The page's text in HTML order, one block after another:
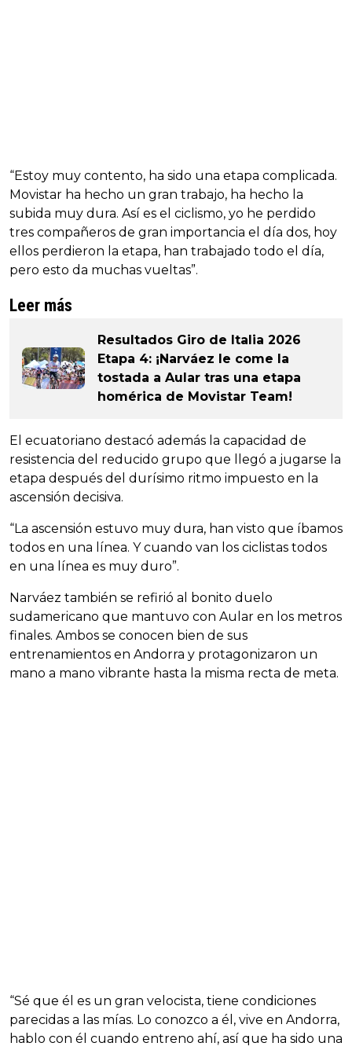
“Estoy muy contento, ha sido una etapa complicada.
Movistar ha hecho un gran trabajo, ha hecho la
subida muy dura. Así es el ciclismo, yo he perdido
tres compañeros de gran importancia el día dos, hoy
ellos perdieron la etapa, han trabajado todo el día,
pero esto da muchas vueltas”.
Leer más
Resultados Giro de Italia 2026
Etapa 4: ¡Narváez le come la
tostada a Aular tras una etapa
homérica de Movistar Team!
El ecuatoriano destacó además la capacidad de
resistencia del reducido grupo que llegó a jugarse la
etapa después del durísimo ritmo impuesto en la
ascensión decisiva.
“La ascensión estuvo muy dura, han visto que íbamos
todos en una línea. Y cuando van los ciclistas todos
en una línea es muy duro”.
Narváez también se refirió al bonito duelo
sudamericano que mantuvo con Aular en los metros
finales. Ambos se conocen bien de sus
entrenamientos en Andorra y protagonizaron un
mano a mano vibrante hasta la misma recta de meta.
“Sé que él es un gran velocista, tiene condiciones
parecidas a las mías. Lo conozco a él, vive en Andorra,
hablo con él cuando entreno ahí, así que ha sido una